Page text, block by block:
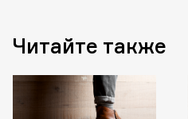
Читайте также